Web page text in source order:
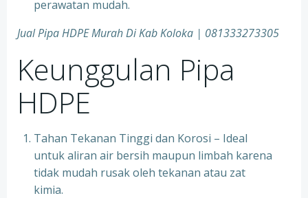
perawatan mudah.
Jual Pipa HDPE Murah Di Kab Koloka | 081333273305
Keunggulan Pipa
HDPE
Tahan Tekanan Tinggi dan Korosi – Ideal
untuk aliran air bersih maupun limbah karena
tidak mudah rusak oleh tekanan atau zat
kimia.